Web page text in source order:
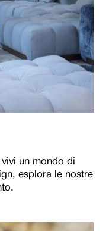
un mondo di
esplora le nostre